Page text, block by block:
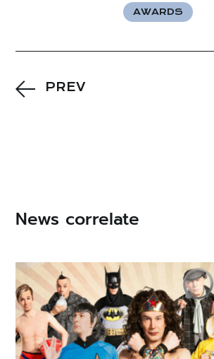
AWARDS
PREV
News correlate